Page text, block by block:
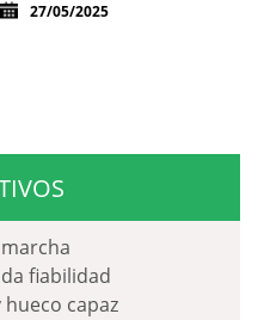
27/05/2025
fiabilidad
capaz